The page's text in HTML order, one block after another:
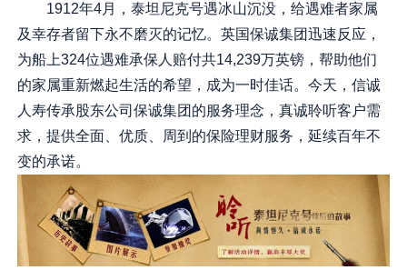
1912年4月，泰坦尼克号遇冰山沉没，给遇难者家属
及幸存者留下永不磨灭的记忆。英国保诚集团迅速反应，
为船上324位遇难承保人赔付共14,239万英镑，帮助他们
的家属重新燃起生活的希望，成为一时佳话。今天，信诚
人寿传承股东公司保诚集团的服务理念，真诚聆听客户需
求，提供全面、优质、周到的保险理财服务，延续百年不
变的承诺。